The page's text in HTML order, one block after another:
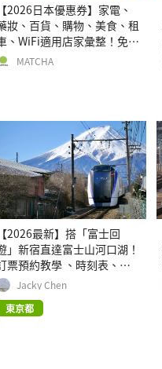
【2026日本優惠券】家電、
妝、百貨、購物、美食、租
、WiFi適用店家彙整！免稅
後省上加省！
MATCHA
【2026最新】搭「富士回
」新宿直達富士山河口湖！
票預約教學 、時刻表、沿
景點、替代方案介紹
Jacky Chen
東京都